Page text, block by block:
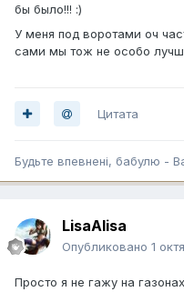
бы было!!! :)
У меня под воротами оч
сами мы тож не особо
Цитата
Будьте впевненi, бабулю -
LisaAlisa
Опубликовано 1
Просто я не гажу на